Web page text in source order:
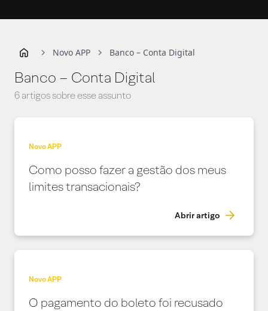
Novo APP Banco – Conta Digital
Banco – Conta Digital
6 artigos sobre esse assunto
Novo APP
Como posso fazer a gestão dos meus
limites transacionais?
Abrir artigo
Novo APP
O pagamento do boleto foi recusado